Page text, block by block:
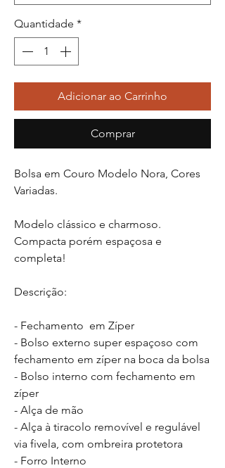
Quantidade *
Adicionar ao Carrinho
Comprar
Bolsa em Couro Modelo Nora, Cores
Variadas.
Modelo clássico e charmoso.
Compacta porém espaçosa e
completa!
Descrição:
- Fechamento em Zíper
- Bolso externo super espaçoso com
fechamento em zíper na boca da bolsa
- Bolso interno com fechamento em
zíper
- Alça de mão
- Alça à tiracolo removível e regulável
via fivela, com ombreira protetora
- Forro Interno